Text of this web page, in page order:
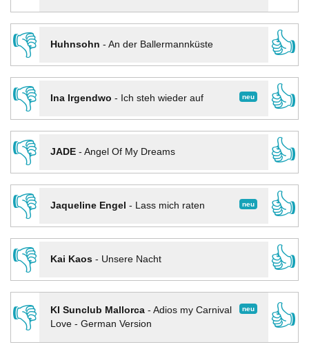
👎
Huhnsohn - An der Ballermannküste
👍
👎
neu
Ina Irgendwo - Ich steh wieder auf
👍
👎
JADE- Angel Of My Dreams
👍
👎
neu
Jaqueline Engel - Lass mich raten
👍
👎
Kai Kaos- Unsere Nacht
👍
👎
neu
KI Sunclub Mallorca- Adios my Carnival
Love - German Version
👍